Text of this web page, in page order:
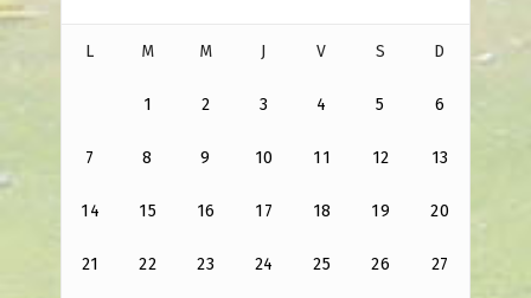
L M M J V S D
1 2 3 4 5 6
7 8 9 10 11 12 13
14 15 16 17 18 19 20
21 22 23 24 25 26 27